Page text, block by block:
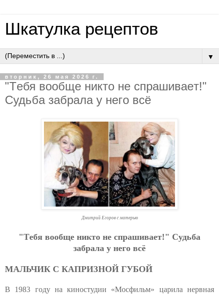
Шкатулка рецептов
▼
вторник, 26 мая 2026 г.
"Тeбя вooбщe никтo нe cпpaшивaeт!"
Cудьбa зaбpaлa у нeгo вcё
Дмитрий Егоров с матерью
"Тeбя вooбщe никтo нe cпpaшивaeт!" Cудьбa
зaбpaлa у нeгo вcё
МАЛЬЧИК С КАПРИЗНОЙ ГУБОЙ
В 1983 году на киностудии «Мосфильм» царила нервная